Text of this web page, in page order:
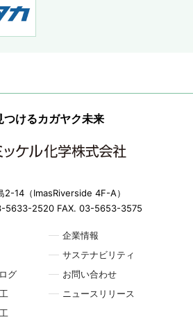
つけるカガヤク未来
2-14（ImasRiverside 4F-A）
5633-2520 FAX. 03-5653-3575
グ
企業情報
サステナビリティ
お問い合わせ
ニュースリリース